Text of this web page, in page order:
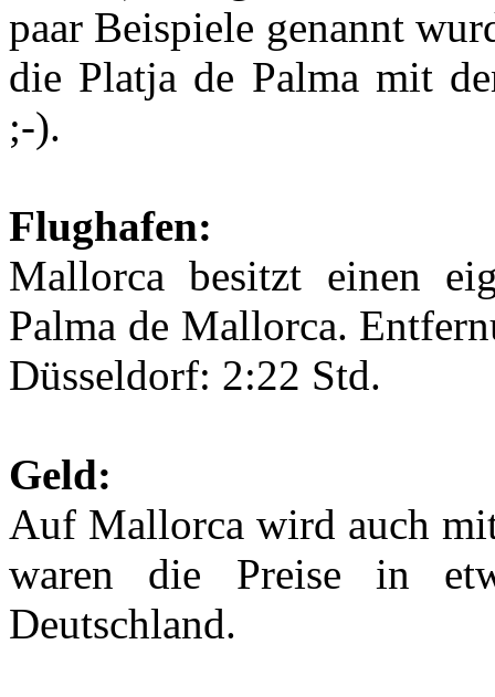
paar Beispiele genannt
die Platja de Palma mit
;-).
Flughafen:
Mallorca besitzt einen
Palma de Mallorca.
Düsseldorf: 2:22 Std.
Geld:
Auf Mallorca wird auch
waren die Preise in
Deutschland.